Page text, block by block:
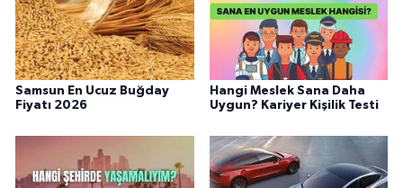
Samsun En Ucuz Buğday
Fiyatı 2026
Hangi Meslek Sana Daha
Uygun? Kariyer Kişilik Testi